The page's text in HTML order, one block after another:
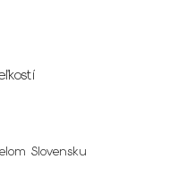
Slovensku